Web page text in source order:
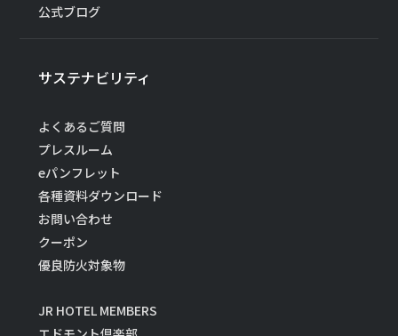
公式ブログ
サステナビリティ
よくあるご質問
プレスルーム
eパンフレット
各種資料ダウンロード
お問い合わせ
クーポン
優良防火対象物
JR HOTEL MEMBERS